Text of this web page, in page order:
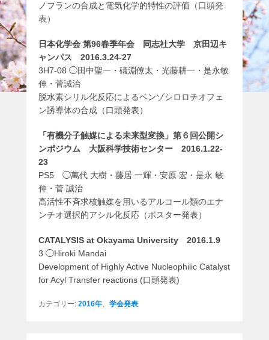
ノフランの合成と電気化学的特性の評価（口頭発
表）
日本化学会 第96春季年会 同志社大学 京田辺キ
ャンパス 2016.3.24-27
3H7-08 ◯田中聖一・礒淵僚太・光藤耕一・是永敏
伸・菅誠治
脱水素シリル化反応によるベンゾシロロチオフェ
ン誘導体の合成（口頭発表）
「有機分子触媒による未来型変換」第６回公開シ
ンポジウム 大阪科学技術センター 2016.1.22-
23
PS5 ◯萬代 大樹・藤居 一輝・安原 宏・是永 敏
伸・菅 誠治
高活性不斉求核触媒を用いるアルコール類のエナ
ンチオ選択的アシル化反応（ポスター発表）
CATALYSIS at Okayama University 2016.1.9
3 ◯Hiroki Mandai
Development of Highly Active Nucleophilic Catalyst
for Acyl Transfer reactions (口頭発表)
カテゴリー: 2016年、 学会発表